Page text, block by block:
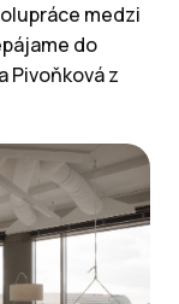
medzi
do
Pivoňková z